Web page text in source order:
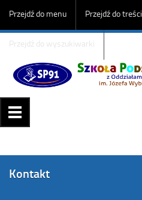
Przejdź do menu Przejdź do treści
Przejdź do wyszukiwarki
Kontakt